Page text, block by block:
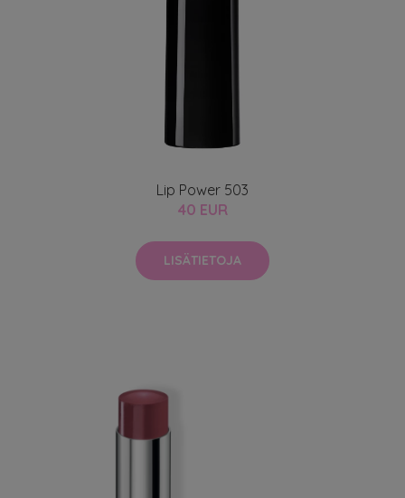
Lip Power 503
40 EUR
LISÄTIETOJA